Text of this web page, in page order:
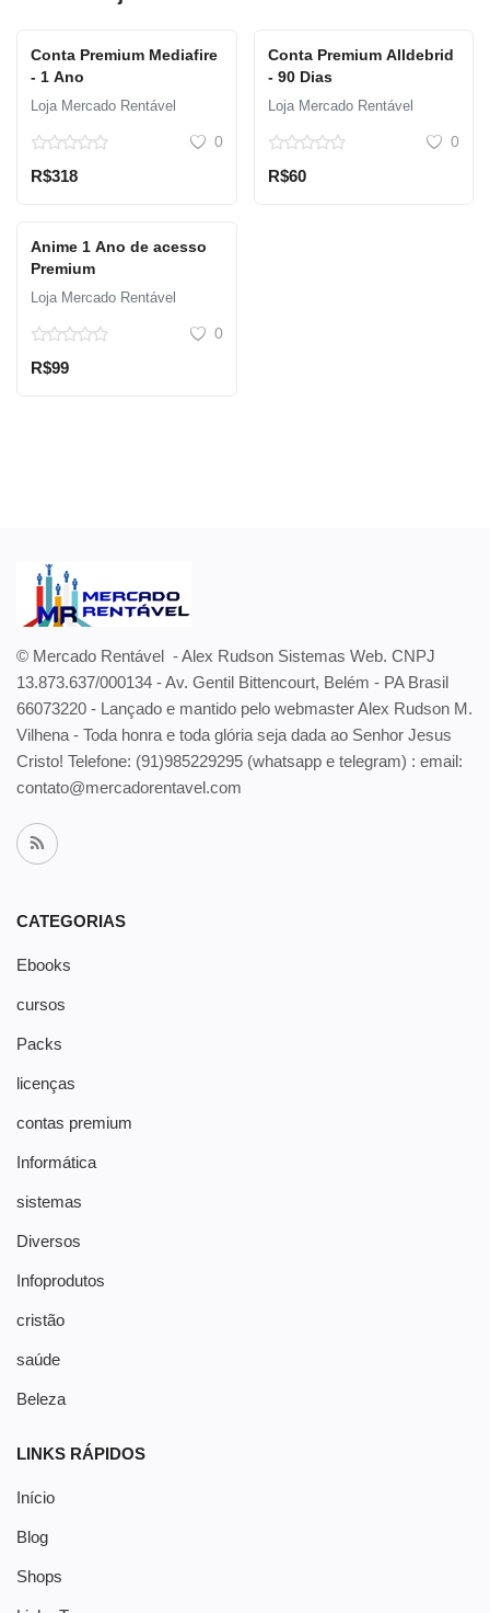
Conta Premium Mediafire
- 1 Ano
Loja Mercado Rentável
0
R$318
Conta Premium Alldebrid
- 90 Dias
Loja Mercado Rentável
0
R$60
Anime 1 Ano de acesso
Premium
Loja Mercado Rentável
0
R$99
© Mercado Rentável - Alex Rudson Sistemas Web. CNPJ
13.873.637/000134 - Av. Gentil Bittencourt, Belém - PA Brasil
66073220 - Lançado e mantido pelo webmaster Alex Rudson M.
Vilhena - Toda honra e toda glória seja dada ao Senhor Jesus
Cristo! Telefone: (91)985229295 (whatsapp e telegram) : email:
contato@mercadorentavel.com
CATEGORIAS
Ebooks
cursos
Packs
licenças
contas premium
Informática
sistemas
Diversos
Infoprodutos
cristão
saúde
Beleza
LINKS RÁPIDOS
Início
Blog
Shops